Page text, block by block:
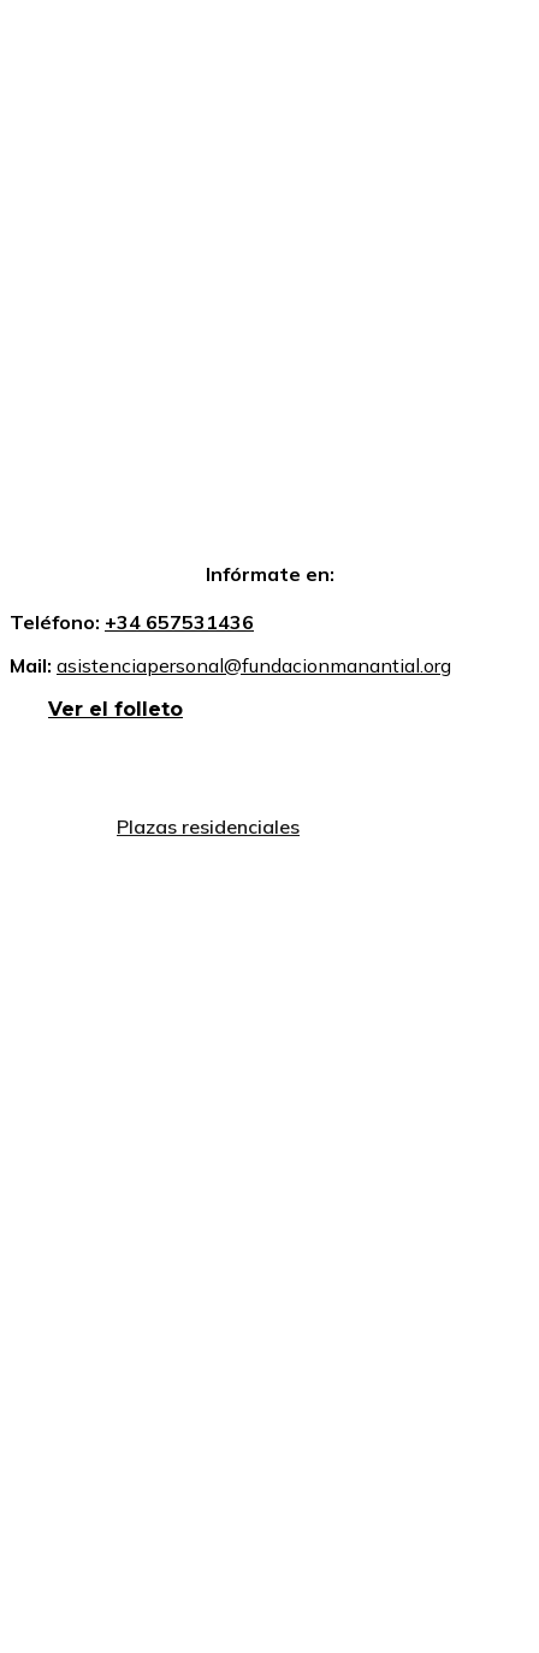
Infórmate en:
Teléfono: +34 657531436
Mail: asistenciapersonal@fundacionmanantial.org
Ver el folleto
Plazas residenciales